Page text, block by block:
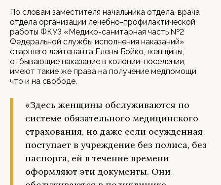
По словам заместителя начальника отдела, врача
отдела организации лечебно-профилактической
работы ФКУЗ «Медико-санитарная часть №2
Федеральной службы исполнения наказаний»
старшего лейтенанта Елены Бойко, женщины,
отбывающие наказание в колонии-поселении,
имеют такие же права на получение медпомощи,
что и на свободе.
«Здесь женщины обслуживаются по
системе обязательного медицинского
страхования, но даже если осужденная
поступает в учреждение без полиса, без
паспорта, ей в течение времени
оформляют эти документы. Они